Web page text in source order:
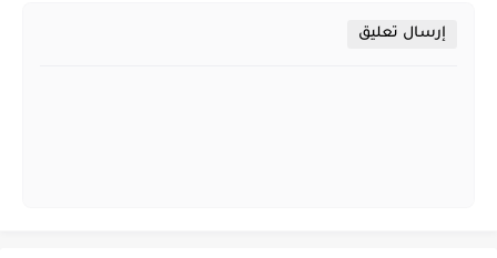
إرسال تعليق